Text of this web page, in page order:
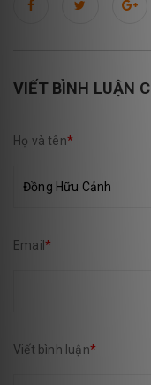
VIẾT BÌNH LUẬN
Họ và tên*
Email *
Viết bình luận*